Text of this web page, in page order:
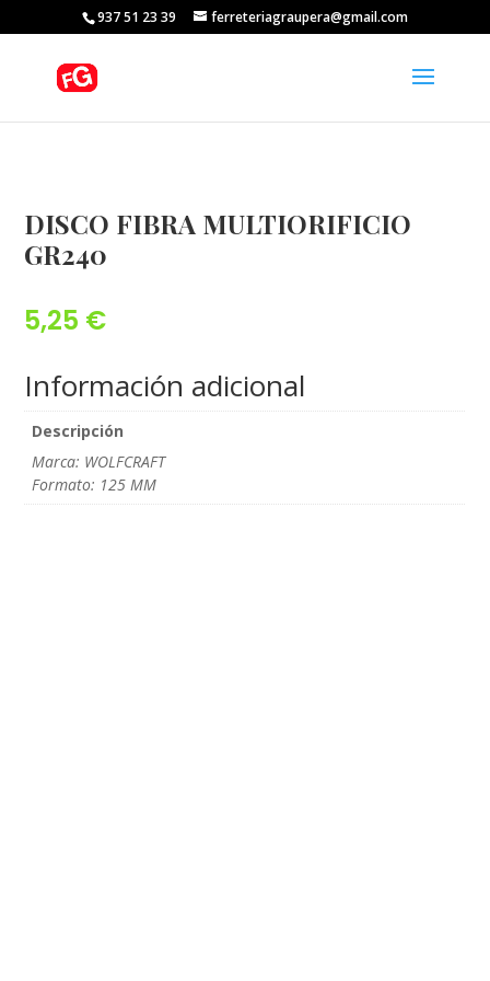
937 51 23 39 ferreteriagraupera@gmail.com
DISCO FIBRA MULTIORIFICIO
GR240
5,25 €
Información adicional
Descripción
Marca: WOLFCRAFT
Formato: 125 MM